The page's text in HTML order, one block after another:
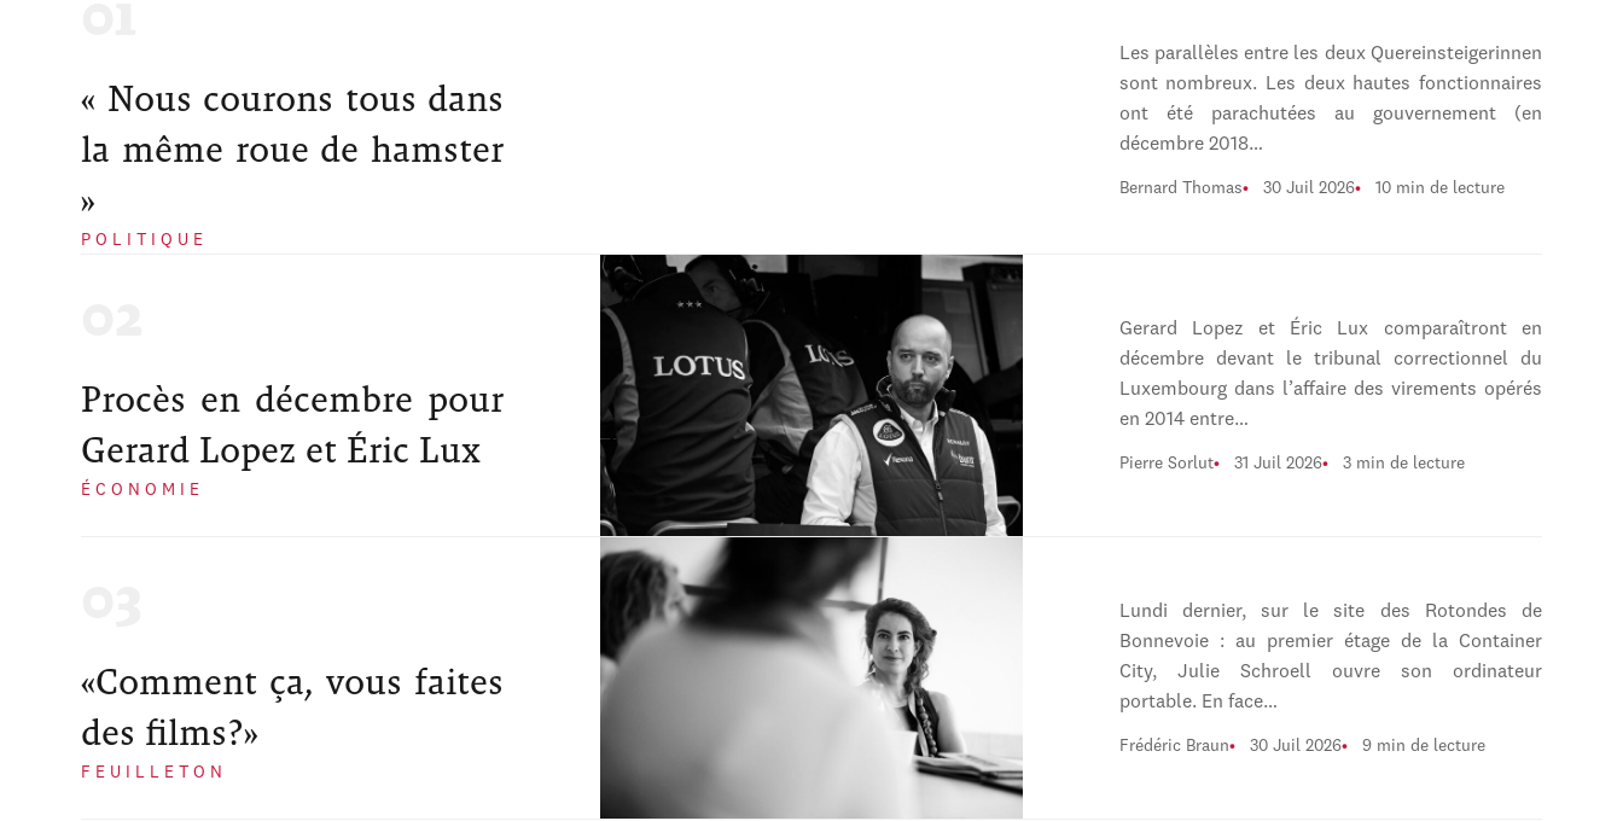
« Nous courons tous dans
la même roue de hamster
»
POLITIQUE
Les parallèles entre les deux Quereinsteigerinnen
sont nombreux. Les deux hautes fonctionnaires
ont été parachutées au gouvernement (en
décembre 2018…
Bernard Thomas 30 Juil 2026 10 min de lecture
Procès en décembre pour
Gerard Lopez et Éric Lux
ÉCONOMIE
Gerard Lopez et Éric Lux comparaîtront en
décembre devant le tribunal correctionnel du
Luxembourg dans l’affaire des virements opérés
en 2014 entre…
Pierre Sorlut 31 Juil 2026 3 min de lecture
«Comment ça, vous faites
des films?»
FEUILLETON
Lundi dernier, sur le site des Rotondes de
Bonnevoie : au premier étage de la Container
City, Julie Schroell ouvre son ordinateur
portable. En face…
Frédéric Braun 30 Juil 2026 9 min de lecture